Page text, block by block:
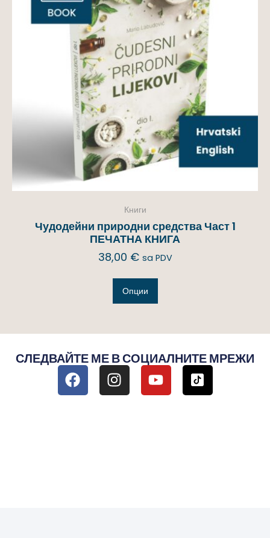
Книги
Чудодейни природни средства Част 1
ПЕЧАТНА КНИГА
38,00 € sa PDV
Опции
СЛЕДВАЙТЕ МЕ В СОЦИАЛНИТЕ МРЕЖИ